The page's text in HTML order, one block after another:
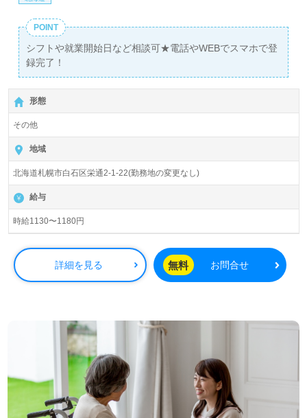
POINT
シフトや就業開始日など相談可★電話やWEBでスマホで登
録完了！
形態
その他
地域
北海道札幌市白石区栄通2-1-22(勤務地の変更なし)
給与
時給1130〜1180円
詳細を見る 無料 お問合せ